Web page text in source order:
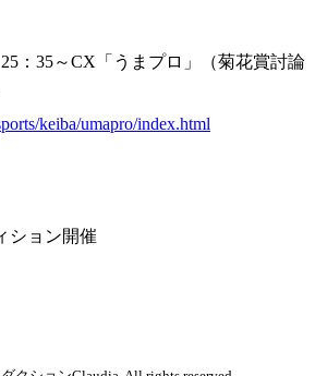
：35～CX「うまプロ」（菊花賞討論
keiba/umapro/index.html
ション開催